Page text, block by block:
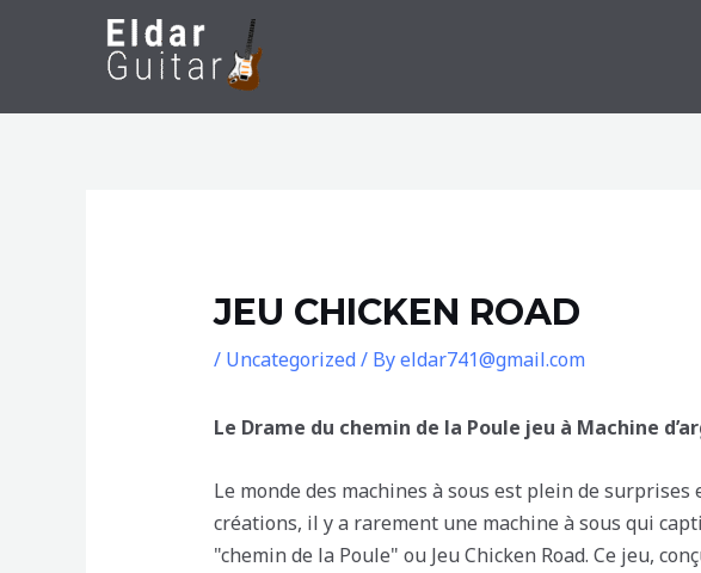
JEU CHICKEN ROAD
/ Uncategorized/ Byeldar741@gmail.com
Le Drame du chemin de la Poule jeu à Machine
Le monde des machines à sous est plein de
créations, il y a rarement une machine à sous qui
"chemin de la Poule" ou Jeu Chicken Road. Ce jeu,